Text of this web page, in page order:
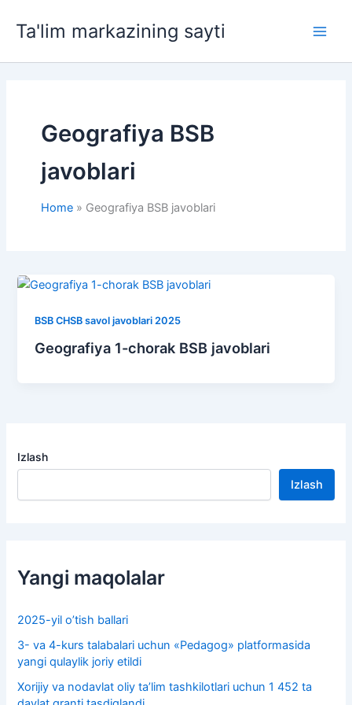
Ta'lim markazining sayti
Geografiya BSB
javoblari
Home Geografiya BSB javoblari
BSB CHSB savol javoblari 2025
Geografiya 1-chorak BSB javoblari
Izlash
Izlash
Yangi maqolalar
2025-yil o’tish ballari
3- va 4-kurs talabalari uchun «Pedagog» platformasida
yangi qulaylik joriy etildi
Xorijiy va nodavlat oliy taʼlim tashkilotlari uchun 1 452 ta